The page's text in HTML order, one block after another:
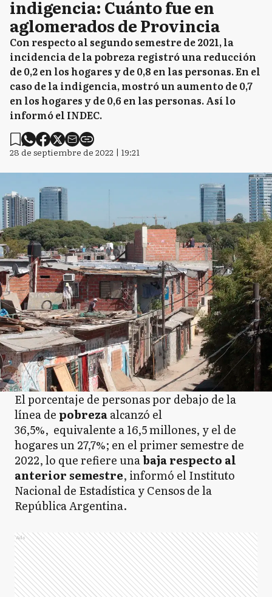
indigencia: Cuánto fue en
aglomerados de Provincia
Con respecto al segundo semestre de 2021, la
incidencia de la pobreza registró una reducción
de 0,2 en los hogares y de 0,8 en las personas. En el
caso de la indigencia, mostró un aumento de 0,7
en los hogares y de 0,6 en las personas. Así lo
informó el INDEC.
28 de septiembre de 2022 | 19:21
El porcentaje de personas por debajo de la
línea de pobrezaalcanzó el
36,5%, equivalente a 16,5 millones, y el de
hogares un 27,7%; en el primer semestre de
2022, lo que refiere unabaja respecto al
anterior semestre, informó el Instituto
Nacional de Estadística y Censos de la
República Argentina.
Ads